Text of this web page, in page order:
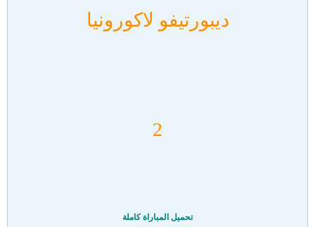
ديبورتيفو لاكورونيا
2
تحميل المباراة كاملة